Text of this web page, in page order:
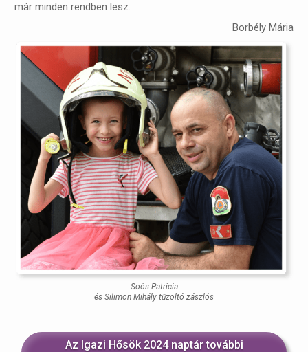
már minden rendben lesz.
Borbély Mária
Soós Patrícia
és Silimon Mihály tűzoltó zászlós
Az Igazi Hősök 2024 naptár további